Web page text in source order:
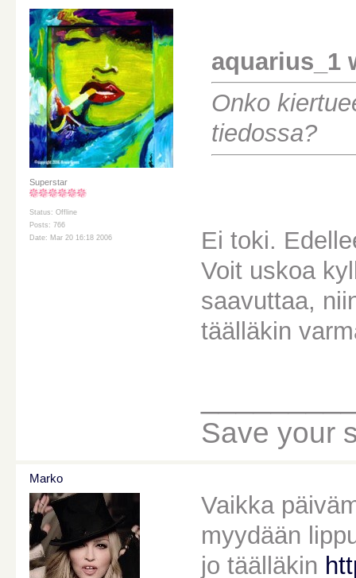
Superstar
Status: Offline
Posts: 766
Date: Mar 20 16:18 2006
aquarius_1
Onko
tiedossa?
Ei toki.
Voit uskoa
saavuttaa,
täälläkin
Save your
Marko
Vaikka
myydään
jo täälläkin